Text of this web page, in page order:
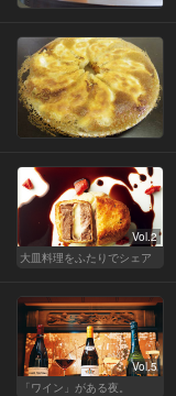
Vol.2
大皿料理をふたりでシェア
Vol.5
「ワイン」がある夜。